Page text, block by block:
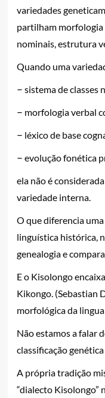
variedades
partilham morfologia
nominais, estrutura
Quando uma
– sistema de classes
– morfologia verbal
– léxico de base
– evolução fonética
ela não é
variedade interna.
O que diferencia
linguística histórica,
genealogia e
E o Kisolongo
Kikongo. (Sebastian
morfológica da
Não estamos a falar
classificação
A própria tradição
“dialecto Kisolongo”